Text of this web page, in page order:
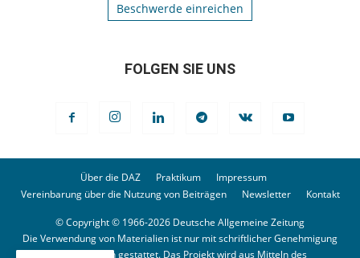
Beschwerde einreichen
FOLGEN SIE UNS
Über die DAZ Praktikum
Impressum
Vereinbarung über die Nutzung von Beiträgen
Newsletter Kontakt
© Copyright © 1966-2026 Deutsche Allgemeine Zeitung
Die Verwendung von Materialien ist nur mit schriftlicher Genehmigung
der Redaktion gestattet. Das Projekt wird aus Mitteln des